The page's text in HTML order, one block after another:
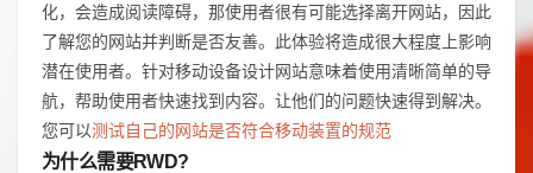
化，会造成阅读障碍，那使用者很有可能选择离开网站，因此
了解您的网站并判断是否友善。此体验将造成很大程度上影响
潜在使用者。针对移动设备设计网站意味着使用清晰简单的导
航，帮助使用者快速找到内容。让他们的问题快速得到解决。
您可以测试自己的网站是否符合移动装置的规范
为什么需要RWD?